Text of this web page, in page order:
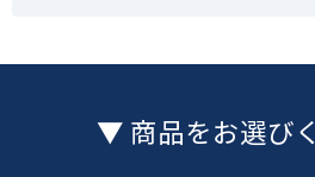
▼ 商品をお選び